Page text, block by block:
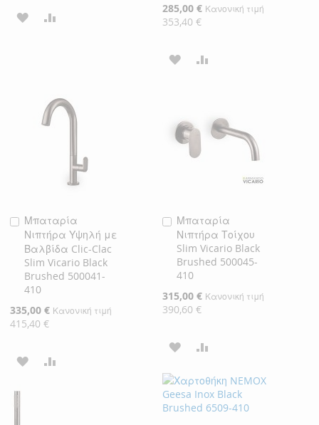
ΠΡΟΣΘΉΚΗ
Ειδική
Τιμή
285,00 € Κανονική τιμή
353,40 €
ΠΡΟΣΘΉΚΗ
ΕΠΙΘΥΜΙΏΝ
Μπαταρία
Νιπτήρα Υψηλή με
Βαλβίδα Clic-Clac
Slim Vicario Black
Brushed 500041-
410
Ειδική
Τιμή
335,00 € Κανονική τιμή
415,40 €
Προσθήκη
στο
Καλάθι
ΠΡΟΣΘΉΚΗ
Μπαταρία
Νιπτήρα Τοίχου
Slim Vicario Black
Brushed 500045-
410
Ειδική
Τιμή
315,00 € Κανονική τιμή
390,60 €
Προσθήκη
στο
Καλάθι
ΠΡΟΣΘΉΚΗ
ΛΊΣΤΑΣΎΓΚΡΙΣΗ